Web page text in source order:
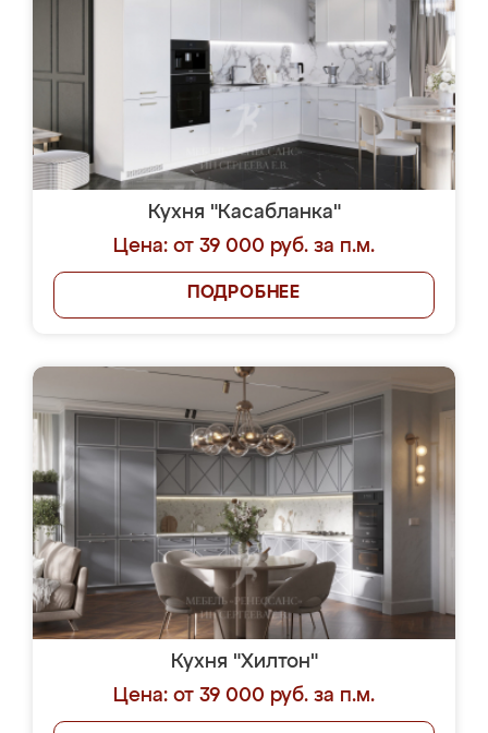
Кухня "Касабланка"
Цена: от 39 000 руб. за п.м.
ПОДРОБНЕЕ
Кухня "Хилтон"
Цена: от 39 000 руб. за п.м.